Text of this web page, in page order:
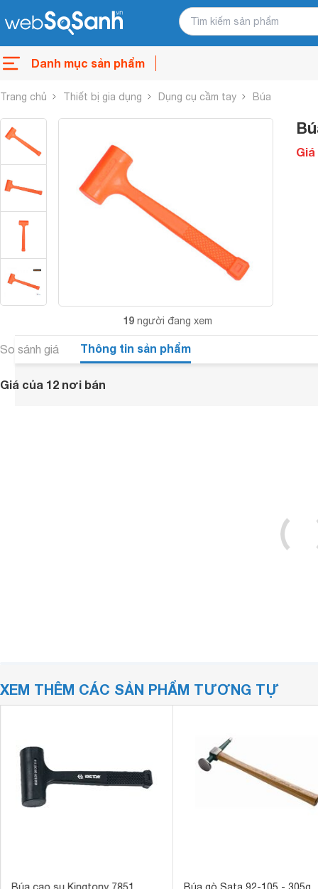
Danh mục sản phẩm
Trang chủ Thiết bị gia dụng Dụng cụ cầm tay Búa
19 người đang xem
So sánh giá Thông tin sản phẩm
Giá của 12 nơi bán
XEM THÊM CÁC SẢN PHẨM TƯƠNG TỰ